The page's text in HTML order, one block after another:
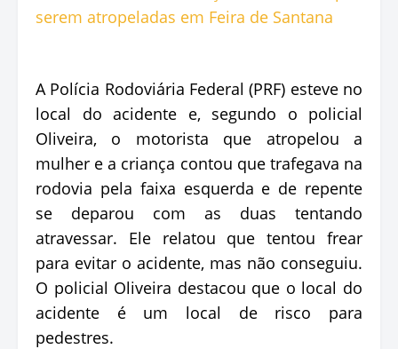
A Polícia Rodoviária Federal (PRF) esteve no
local do acidente e, segundo o policial
Oliveira, o motorista que atropelou a
mulher e a criança contou que trafegava na
rodovia pela faixa esquerda e de repente
se deparou com as duas tentando
atravessar. Ele relatou que tentou frear
para evitar o acidente, mas não conseguiu.
O policial Oliveira destacou que o local do
acidente é um local de risco para
pedestres.